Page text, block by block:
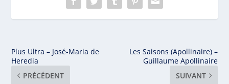
Plus Ultra – José-Maria de
Heredia
PRÉCÉDENT
Les Saisons (Apollinaire) –
Guillaume Apollinaire
SUIVANT